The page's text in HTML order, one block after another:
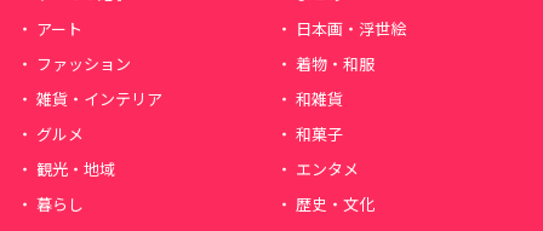
アート
日本画・浮世絵
ファッション
着物・和服
雑貨・インテリア
和雑貨
グルメ
和菓子
観光・地域
エンタメ
暮らし
歴史・文化